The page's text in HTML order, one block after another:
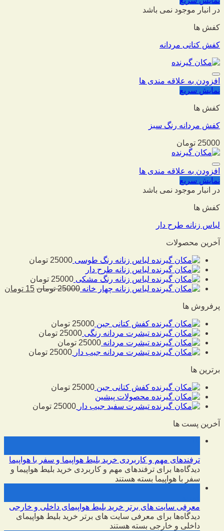
در انبار موجود نمی باشد
کفش ها
کفش کتانی مردانه
افزودن به علاقه مندی ها
نمایش سریع
کفش ها
کفش مردانه رنگ سبز
25000 تومان
افزودن به علاقه مندی ها
نمایش سریع
در انبار موجود نمی باشد
کفش ها
لباس زنانه طرح دار
آخرین محصولات
لباس زنانه رنگ طوسی 25000 تومان
لباس زنانه طرح دار
لباس زنانه رنگ مشکی 25000 تومان
لباس زنانه چهار خانه 25000 تومان 15 تومان
پرفروش ها
کفش کتانی جین 25000 تومان
تیشرت مردانه رنگی 25000 تومان
تیشرت مردانه 25000 تومان
تیشرت مردانه جیب دار 25000 تومان
برترین ها
کفش کتانی جین 25000 تومان
محصولات پیشین
تیشرت سفید جیب دار 25000 تومان
آخرین پست ها
ترفندهای مهم و کاربردی خرید بلیط هواپیما و سفر با هواپیما
دیدگاه‌ها برای ترفندهای مهم و کاربردی خرید بلیط هواپیما و
سفر با هواپیما بسته هستند
معرفی سایت های برتر خرید بلیط هواپیمای داخلی و خارجی
دیدگاه‌ها برای معرفی سایت های برتر خرید بلیط هواپیمای
داخلی و خارجی بسته هستند